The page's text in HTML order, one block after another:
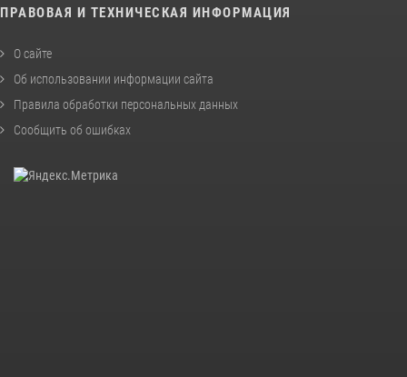
ПРАВОВАЯ И ТЕХНИЧЕСКАЯ ИНФОРМАЦИЯ
О сайте
Об использовании информации сайта
Правила обработки персональных данных
Сообщить об ошибках